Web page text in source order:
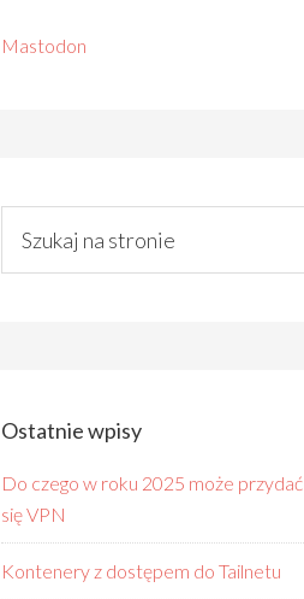
Mastodon
Ostatnie wpisy
Do czego w roku 2025 może przydać
się VPN
Kontenery z dostępem do Tailnetu